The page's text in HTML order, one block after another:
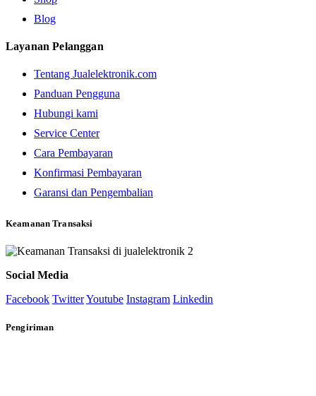
Blog
Layanan Pelanggan
Tentang Jualelektronik.com
Panduan Pengguna
Hubungi kami
Service Center
Cara Pembayaran
Konfirmasi Pembayaran
Garansi dan Pengembalian
Keamanan Transaksi
Social Media
Facebook TwitterYoutube Instagram Linkedin
Pengiriman